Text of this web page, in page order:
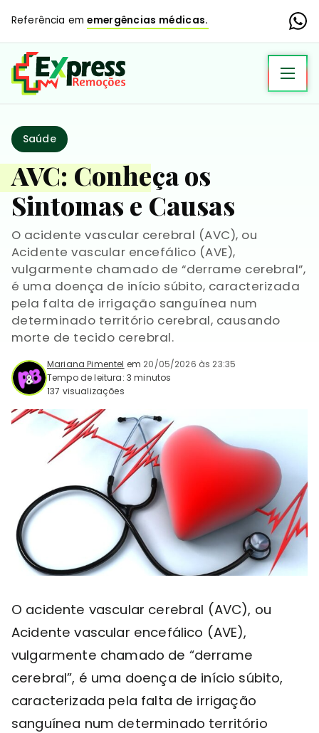
Referência ememergências médicas.
Saúde
AVC: Conheça os
Sintomas e Causas
O acidente vascular cerebral (AVC), ou
Acidente vascular encefálico (AVE),
vulgarmente chamado de “derrame cerebral”,
é uma doença de início súbito, caracterizada
pela falta de irrigação sanguínea num
determinado território cerebral, causando
morte de tecido cerebral.
Mariana Pimentel em 20/05/2026 às 23:35
Tempo de leitura: 3 minutos
137 visualizações
O acidente vascular cerebral (AVC), ou
Acidente vascular encefálico (AVE),
vulgarmente chamado de “derrame
cerebral”, é uma doença de início súbito,
caracterizada pela falta de irrigação
sanguínea num determinado território